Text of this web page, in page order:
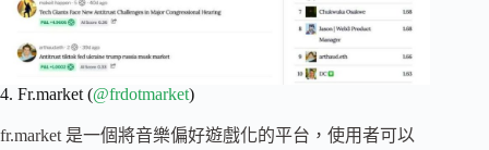
4. Fr.market (@frdotmarket)
fr.market 是一個將音樂偏好遊戲化的平台，使用者可以